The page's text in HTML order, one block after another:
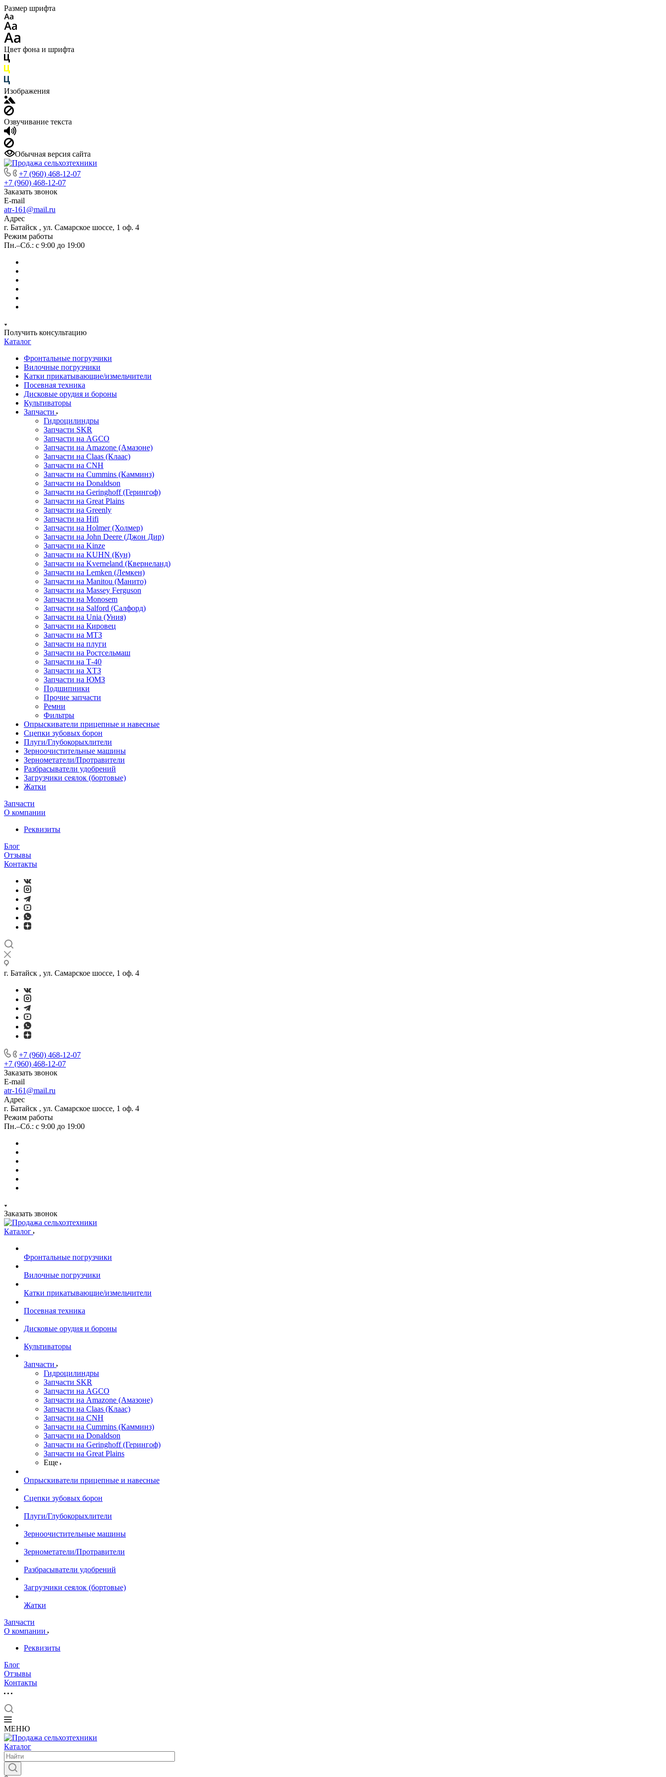
Размер шрифта
Цвет фона и шрифта
Изображения
Озвучивание текста
Обычная версия сайта
+7 (960) 468-12-07
+7 (960) 468-12-07
Заказать звонок
E-mail
atr-161@mail.ru
Адрес
г. Батайск , ул. Самарское шоссе, 1 оф. 4
Режим работы
Пн.–Сб.: с 9:00 до 19:00
Получить консультацию
Каталог
Фронтальные погрузчики
Вилочные погрузчики
Катки прикатывающие/измельчители
Посевная техника
Дисковые орудия и бороны
Культиваторы
Запчасти
Гидроцилиндры
Запчасти SKR
Запчасти на AGCO
Запчасти на Amazone (Амазоне)
Запчасти на Claas (Клаас)
Запчасти на CNH
Запчасти на Cummins (Камминз)
Запчасти на Donaldson
Запчасти на Geringhoff (Герингоф)
Запчасти на Great Plains
Запчасти на Greenly
Запчасти на Hifi
Запчасти на Holmer (Холмер)
Запчасти на John Deere (Джон Дир)
Запчасти на Kinze
Запчасти на KUHN (Кун)
Запчасти на Kverneland (Квернеланд)
Запчасти на Lemken (Лемкен)
Запчасти на Manitou (Манито)
Запчасти на Massey Ferguson
Запчасти на Monosem
Запчасти на Salford (Салфорд)
Запчасти на Unia (Уния)
Запчасти на Кировец
Запчасти на МТЗ
Запчасти на плуги
Запчасти на Ростсельмаш
Запчасти на Т-40
Запчасти на ХТЗ
Запчасти на ЮМЗ
Подшипники
Прочие запчасти
Ремни
Фильтры
Опрыскиватели прицепные и навесные
Сцепки зубовых борон
Плуги/Глубокорыхлители
Зерноочистительные машины
Зернометатели/Протравители
Разбрасыватели удобрений
Загрузчики сеялок (бортовые)
Жатки
Запчасти
О компании
Реквизиты
Блог
Отзывы
Контакты
г. Батайск , ул. Самарское шоссе, 1 оф. 4
+7 (960) 468-12-07
+7 (960) 468-12-07
Заказать звонок
E-mail
atr-161@mail.ru
Адрес
г. Батайск , ул. Самарское шоссе, 1 оф. 4
Режим работы
Пн.–Сб.: с 9:00 до 19:00
Заказать звонок
Каталог
Фронтальные погрузчики
Вилочные погрузчики
Катки прикатывающие/измельчители
Посевная техника
Дисковые орудия и бороны
Культиваторы
Запчасти
Гидроцилиндры
Запчасти SKR
Запчасти на AGCO
Запчасти на Amazone (Амазоне)
Запчасти на Claas (Клаас)
Запчасти на CNH
Запчасти на Cummins (Камминз)
Запчасти на Donaldson
Запчасти на Geringhoff (Герингоф)
Запчасти на Great Plains
Еще
Опрыскиватели прицепные и навесные
Сцепки зубовых борон
Плуги/Глубокорыхлители
Зерноочистительные машины
Зернометатели/Протравители
Разбрасыватели удобрений
Загрузчики сеялок (бортовые)
Жатки
Запчасти
О компании
Реквизиты
Блог
Отзывы
Контакты
МЕНЮ
Каталог